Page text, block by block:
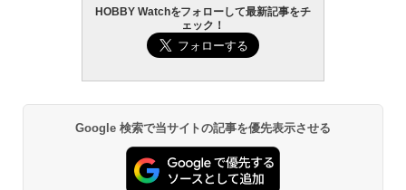
HOBBY Watchをフォローして最新記事をチ
ェック！
Google 検索で当サイトの記事を優先表示させる